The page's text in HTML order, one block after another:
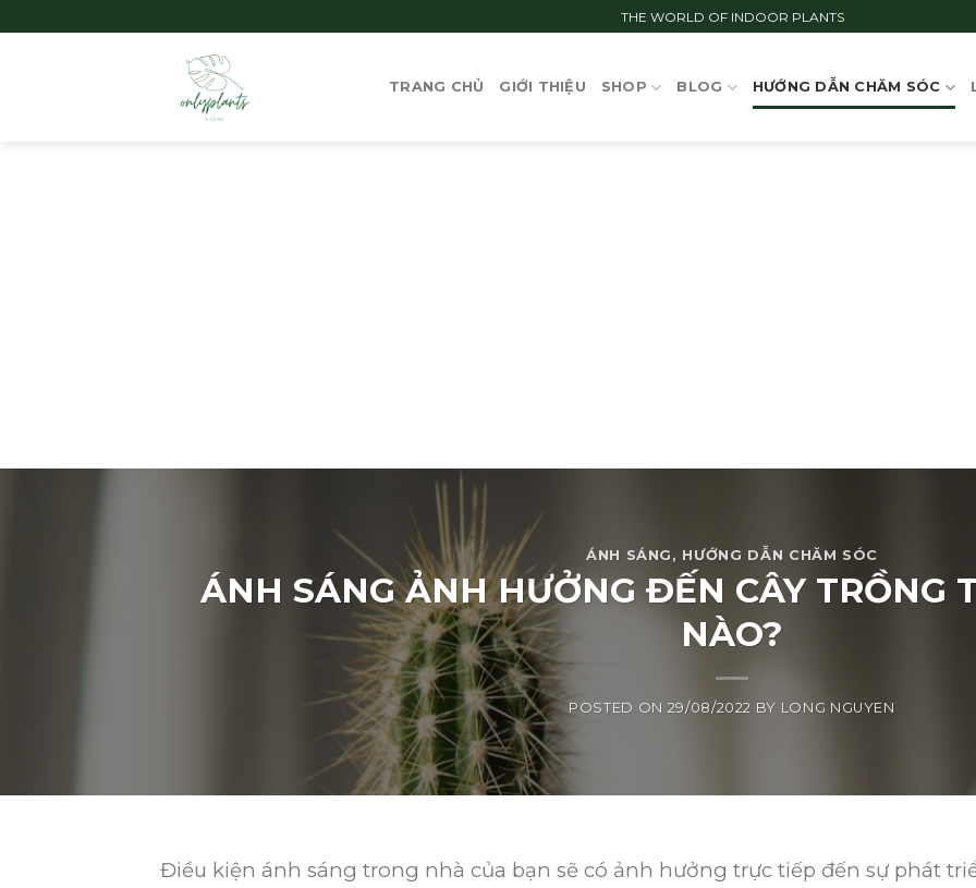
to
THE WORLD OF INDOOR PLANTS
TRANG CHỦ GIỚI THIỆU SHOP BLOG HƯỚNG DẪN CHĂM SÓC
ÁNH SÁNG , HƯỚNG DẪN CHĂM SÓC
ÁNH SÁNG ẢNH HƯỞNG ĐẾN CÂY TRỒNG
NÀO?
POSTED ON 29/08/2022 BY LONG NGUYEN
Điều kiện ánh sáng trong nhà của bạn sẽ có ảnh hưởng trực tiếp đến sự phát